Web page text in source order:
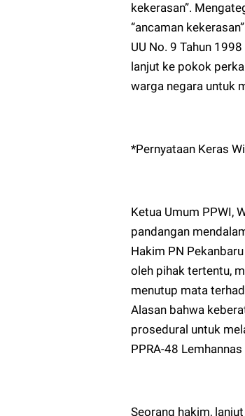
kekerasan”.
“ancaman
UU No. 9 Tahun
lanjut ke pokok
warga negara untuk
*Pernyataan Keras
Ketua Umum PPWI,
pandangan
Hakim PN
oleh pihak tertentu,
menutup mata
Alasan bahwa
prosedural untuk
PPRA-48
Seorang hakim,